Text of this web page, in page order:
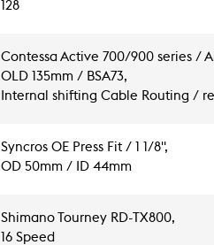
128
Contessa Active 700/900 series /
OLD 135mm / BSA73,
Internal shifting Cable Routing /
Syncros OE Press Fit / 1 1/8",
OD 50mm / ID 44mm
Shimano Tourney RD-TX800,
16 Speed